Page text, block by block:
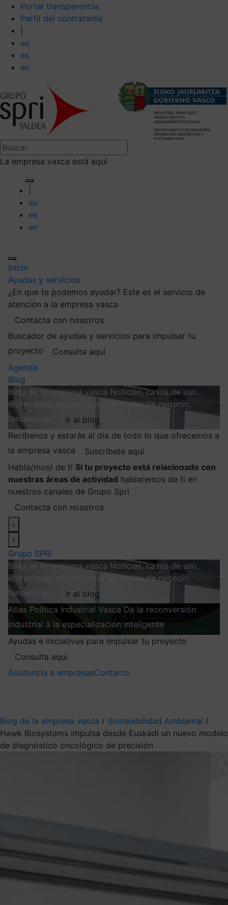
Portal transparencia
Perfil del contratante
eu
es
en
La empresa vasca está aquí
eu
es
en
Inicio
Ayudas y servicios
¿En que te podemos ayudar? Este es el servicio de
atención a la empresa vasca
Contacta con nosotros
Buscador de ayudas y servicios para impulsar tu
proyecto
Consulta aquí
Agenda
Blog
Blog de la empresa vasca Noticias, casos de uso,
entrevistas, ayudas, oportunidades de negocio,
tendencias…
Ir al blog
Recíbenos y estarás al día de todo lo que ofrecemos a
la empresa vasca
Suscríbete aquí
Habla(mos) de ti Si tu proyecto está relacionado con
nuestras áreas de actividad hablaremos de ti en
nuestros canales de Grupo Spri
Contacta con nosotros
‹
›
Grupo SPRI
Blog de la empresa vasca Noticias, casos de uso,
entrevistas, ayudas, oportunidades de negocio,
tendencias…
Ir al blog
Atlas Política Industrial Vasca De la reconversión
industrial a la especialización inteligente
Ayudas e iniciativas para impulsar tu proyecto
Consulta aquí
Asistencia a empresasContacto
Blog de la empresa vasca / Sostenibilidad Ambiental /
Hawk Biosystems impulsa desde Euskadi un nuevo modelo
de diagnóstico oncológico de precisión